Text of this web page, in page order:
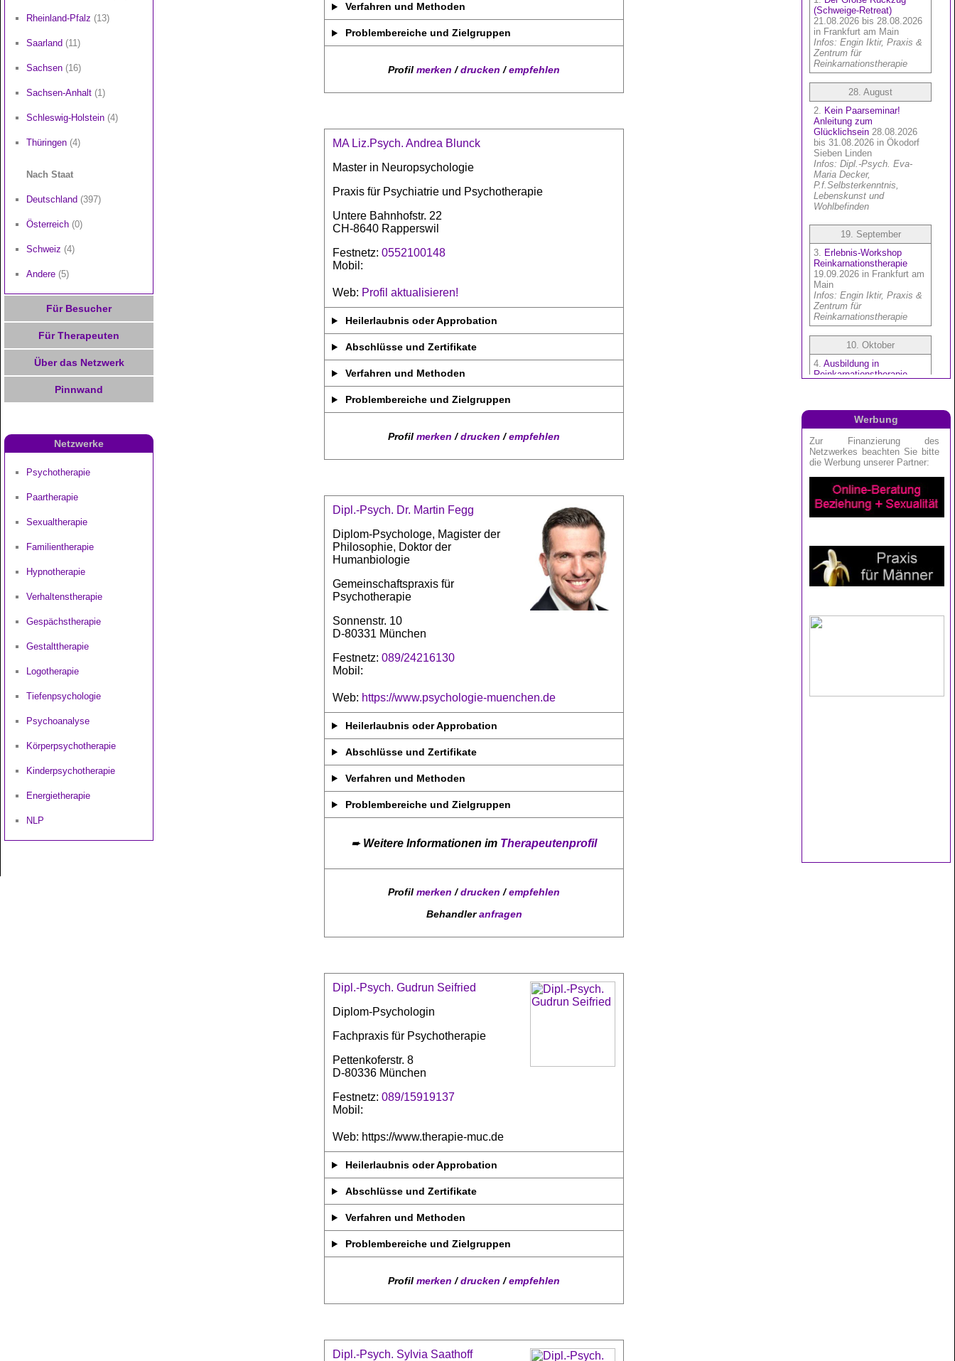
Rheinland-Pfalz (13)
Saarland (11)
Sachsen (16)
Sachsen-Anhalt (1)
Schleswig-Holstein (4)
Thüringen (4)
Nach Staat
Deutschland (397)
Österreich (0)
Schweiz (4)
Andere (5)
Für Besucher
Für Therapeuten
Über das Netzwerk
Pinnwand
Netzwerke
Psychotherapie
Paartherapie
Sexualtherapie
Familientherapie
Hypnotherapie
Verhaltenstherapie
Gespächstherapie
Gestalttherapie
Logotherapie
Tiefenpsychologie
Psychoanalyse
Körperpsychotherapie
Kinderpsychotherapie
Energietherapie
NLP
Verfahren und Methoden
Problembereiche und Zielgruppen
Profil merken /drucken /empfehlen
MA Liz.Psych. Andrea Blunck
Master in Neuropsychologie
Praxis für Psychiatrie und Psychotherapie
Untere Bahnhofstr. 22
CH-8640 Rapperswil
Festnetz: 0552100148
Mobil:
Web: Profil aktualisieren!
Heilerlaubnis oder Approbation
Abschlüsse und Zertifikate
Verfahren und Methoden
Problembereiche und Zielgruppen
Profil merken /drucken /empfehlen
Dipl.-Psych. Dr. Martin Fegg
Diplom-Psychologe, Magister der
Philosophie, Doktor der
Humanbiologie
Gemeinschaftspraxis für
Psychotherapie
Sonnenstr. 10
D-80331 München
Festnetz: 089/24216130
Mobil:
Web: https://www.psychologie-muenchen.de
Heilerlaubnis oder Approbation
Abschlüsse und Zertifikate
Verfahren und Methoden
Problembereiche und Zielgruppen
➨ Weitere Informationen im Therapeutenprofil
Profil merken /drucken /empfehlen
Behandleranfragen
Dipl.-Psych. Gudrun Seifried
Diplom-Psychologin
Fachpraxis für Psychotherapie
Pettenkoferstr. 8
D-80336 München
Festnetz: 089/15919137
Mobil:
Web: https://www.therapie-muc.de
Heilerlaubnis oder Approbation
Abschlüsse und Zertifikate
Verfahren und Methoden
Problembereiche und Zielgruppen
Profil merken /drucken /empfehlen
Dipl.-Psych. Sylvia Saathoff
Werbung